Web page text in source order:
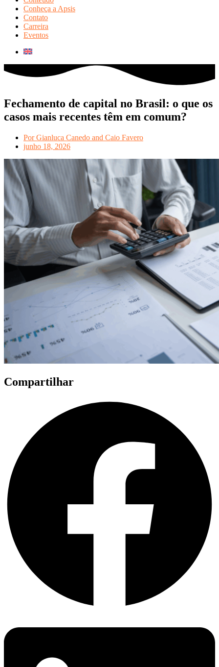
Conheça a Apsis
Contato
Carreira
Eventos
Fechamento de capital no Brasil: o que os
casos mais recentes têm em comum?
PorGianluca Canedo and Caio Favero
junho 18, 2026
Compartilhar